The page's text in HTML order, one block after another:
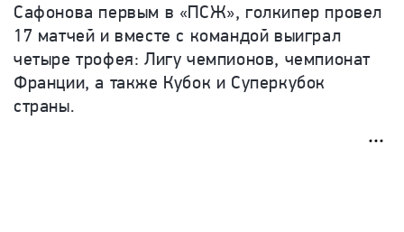
Сафонова первым в «ПСЖ», голкипер провел
17 матчей и вместе с командой выиграл
четыре трофея: Лигу чемпионов, чемпионат
Франции, а также Кубок и Суперкубок
страны.